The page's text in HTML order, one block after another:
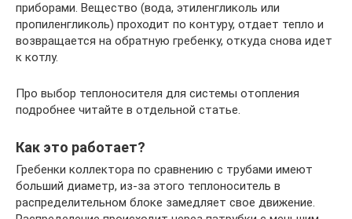
приборами. Вещество (вода, этиленгликоль или
пропиленгликоль) проходит по контуру, отдает тепло и
возвращается на обратную гребенку, откуда снова идет
к котлу.
Про выбор теплоносителя для системы отопления
подробнее читайте в отдельной статье.
Как это работает?
Гребенки коллектора по сравнению с трубами имеют
больший диаметр, из-за этого теплоноситель в
распределительном блоке замедляет свое движение.